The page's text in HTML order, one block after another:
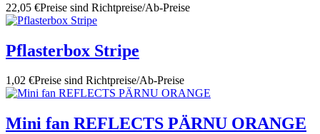
22,05 €Preise sind Richtpreise/Ab-Preise
Pflasterbox Stripe
1,02 €Preise sind Richtpreise/Ab-Preise
Mini fan REFLECTS PÄRNU ORANGE